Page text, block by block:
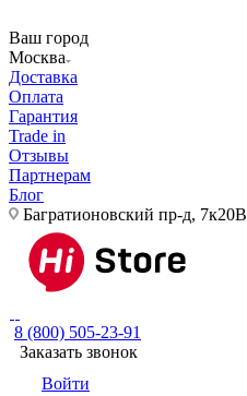
Ваш город
Москва
Доставка
Оплата
Гарантия
Trade in
Отзывы
Партнерам
Блог
Багратионовский пр-д, 7к20В
8 (800) 505-23-91
Заказать звонок
Войти